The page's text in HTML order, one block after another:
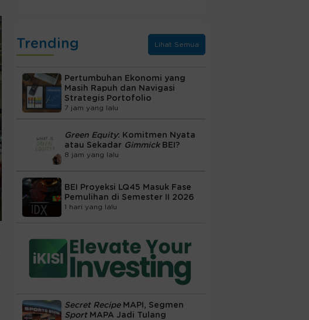
Trending Lihat Semua
Pertumbuhan Ekonomi yang
Masih Rapuh dan Navigasi
Strategis Portofolio
7 jam yang lalu
Green Equity: Komitmen Nyata
atau Sekadar Gimmick BEI?
8 jam yang lalu
BEI Proyeksi LQ45 Masuk Fase
Pemulihan di Semester II 2026
1 hari yang lalu
Secret RecipeMAPI, Segmen
Sport MAPA Jadi Tulang